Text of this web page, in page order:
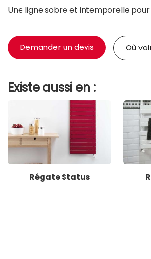
Une ligne sobre et intemporelle
Demander un devis Où
Existe aussi en :
Régate Status